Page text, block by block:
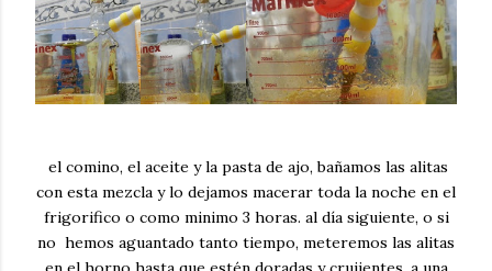
el comino, el aceite y la pasta de ajo, bañamos las alitas
con esta mezcla y lo dejamos macerar toda la noche en el
frigorifico o como minimo 3 horas. al día siguiente, o si
no hemos aguantado tanto tiempo, meteremos las alitas